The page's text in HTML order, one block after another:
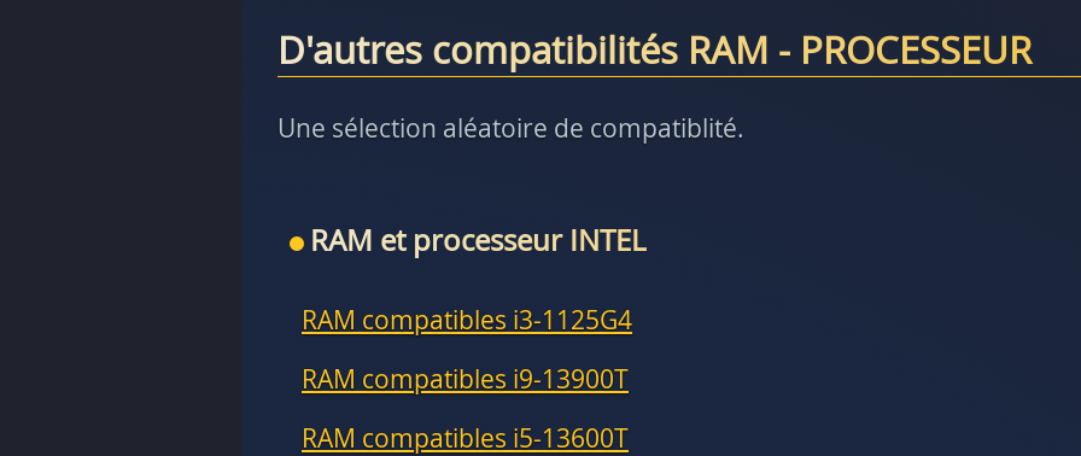
D'autres compatibilités RAM - PROCESSEUR
Une sélection aléatoire de compatiblité.
RAM et processeur INTEL
RAM compatibles i3-1125G4
RAM compatibles i9-13900T
RAM compatibles i5-13600T